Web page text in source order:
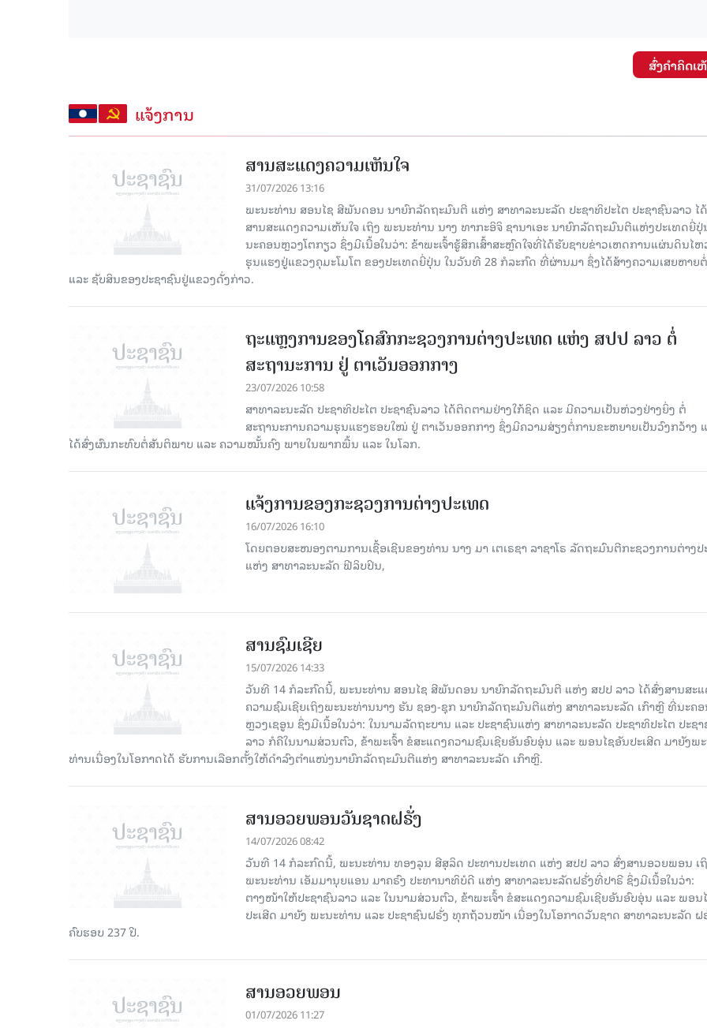
ສົ່ງຄໍາຄິດເ
ແຈ້ງການ
ສານສະແດງຄວາມເຫັນໃຈ
31/07/2026 13:16
ພະນະທ່ານ ສອນໄຊ ສີພັນດອນ ນາຍົກລັດຖະມົນຕີ ແຫ່ງ ສາທາລະນະລັດ ປະຊາທິປະໄຕ ປະຊາຊົນລາວ ໄ
ສານສະແດງຄວາມເຫັນໃຈ ເຖິງ ພະນະທ່ານ ນາງ ທາກະອິຈິ ຊານາເອະ ນາຍົກລັດຖະມົນຕີແຫ່ງປະເທດຍີ່
ນະຄອນຫຼວງໂຕກຽວ ຊຶ່ງມີເນື້ອໃນວ່າ: ຂ້າພະເຈົ້າຮູ້ສຶກເສົ້າສະຫຼົດໃຈທີ່ໄດ້ຮັບຊາບຂ່າວເຫດການແຜ່ນດິນໄຫ
ຮຸນແຮງຢູ່ແຂວງຄຸມະໂມໂຕ ຂອງປະເທດຍີ່ປຸ່ນ ໃນວັນທີ 28 ກໍລະກົດ ທີ່ຜ່ານມາ ຊຶ່ງໄດ້ສ້າງຄວາມເສຍຫາຍ
ແລະ ຊັບສິນຂອງປະຊາຊົນຢູ່ແຂວງດັ່ງກ່າວ.
ຖະແຫຼງການຂອງໂຄສົກກະຊວງການຕ່າງປະເທດ ແຫ່ງ ສປປ ລາວ ຕໍ່
ສະຖານະການ ຢູ່ ຕາເວັນອອກກາງ
23/07/2026 10:58
ສາທາລະນະລັດ ປະຊາທິປະໄຕ ປະຊາຊົນລາວ ໄດ້ຕິດຕາມຢ່າງໃກ້ຊິດ ແລະ ມີຄວາມເປັນຫ່ວງຢ່າງຍິ່ງ ຕໍ່
ສະຖານະການຄວາມຮຸນແຮງຮອບໃໝ່ ຢູ່ ຕາເວັນອອກກາງ ຊຶ່ງມີຄວາມສ່ຽງຕໍ່ການຂະຫຍາຍເປັນວົງກວ້າງ
ໄດ້ສົ່ງຜົນກະທົບຕໍ່ສັນຕິພາບ ແລະ ຄວາມໝັ້ນຄົງ ພາຍໃນພາກພື້ນ ແລະ ໃນໂລກ.
ແຈ້ງການຂອງກະຊວງການຕ່າງປະເທດ
16/07/2026 16:10
ໂດຍຕອບສະໜອງຕາມການເຊື້ອເຊີນຂອງທ່ານ ນາງ ມາ ເຕເຣຊາ ລາຊາໂຣ ລັດຖະມົນຕີກະຊວງການຕ່າງປ
ແຫ່ງ ສາທາລະນະລັດ ຟີລິບປິນ,
ສານຊົມເຊີຍ
15/07/2026 14:33
ວັນທີ 14 ກໍລະກົດນີ້, ພະນະທ່ານ ສອນໄຊ ສີພັນດອນ ນາຍົກລັດຖະມົນຕີ ແຫ່ງ ສປປ ລາວ ໄດ້ສົ່ງສານສະ
ຄວາມຊົມເຊີຍເຖິງພະນະທ່ານນາງ ຮັນ ຊອງ-ຊຸກ ນາຍົກລັດຖະມົນຕີແຫ່ງ ສາທາລະນະລັດ ເກົາຫຼີ ທີ່ນະຄ
ຫຼວງເຊອູນ ຊຶ່ງມີເນື້ອໃນວ່າ: ໃນນາມລັດຖະບານ ແລະ ປະຊາຊົນແຫ່ງ ສາທາລະນະລັດ ປະຊາທິປະໄຕ ປະຊ
ລາວ ກໍຄືໃນນາມສ່ວນຕົວ, ຂ້າພະເຈົ້າ ຂໍສະແດງຄວາມຊົມເຊີຍອັນອົບອຸ່ນ ແລະ ພອນໄຊອັນປະເສີດ ມາຍັງພ
ທ່ານເນື່ອງໃນໂອກາດໄດ້ ຮັບການເລືອກຕັ້ງໃຫ້ດຳລົງຕຳແໜ່ງນາຍົກລັດຖະມົນຕີແຫ່ງ ສາທາລະນະລັດ ເກົາຫຼີ.
ສານອວຍພອນວັນຊາດຝຣັ່ງ
14/07/2026 08:42
ວັນທີ 14 ກໍລະກົດນີ້, ພະນະທ່ານ ທອງລຸນ ສີສຸລິດ ປະທານປະເທດ ແຫ່ງ ສປປ ລາວ ສົ່ງສານອວຍພອນ ເ
ພະນະທ່ານ ເອັມມານຸຍແອນ ມາຄຣົງ ປະທານາທິບໍດີ ແຫ່ງ ສາທາລະນະລັດຝຣັ່ງທີ່ປາຣີ ຊຶ່ງມີເນື້ອໃນວ່າ:
ຕາງໜ້າໃຫ້ປະຊາຊົນລາວ ແລະ ໃນນາມສ່ວນຕົວ, ຂ້າພະເຈົ້າ ຂໍສະແດງຄວາມຊົມເຊີຍອັນອົບອຸ່ນ ແລະ ພອນ
ປະເສີດ ມາຍັງ ພະນະທ່ານ ແລະ ປະຊາຊົນຝຣັ່ງ ທຸກຖ້ວນໜ້າ ເນື່ອງໃນໂອກາດວັນຊາດ ສາທາລະນະລັດ ຝ
ຄົບຮອບ 237 ປີ.
ສານອວຍພອນ
01/07/2026 11:27